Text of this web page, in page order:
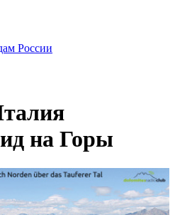
России
на Горы